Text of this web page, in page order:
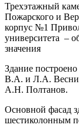
Трехэтажный
Пожарского и
корпус №1
университета –
значения
Здание
В.А. и Л.А.
А.Н. Полтанов.
Основной фасад
шестиколонным